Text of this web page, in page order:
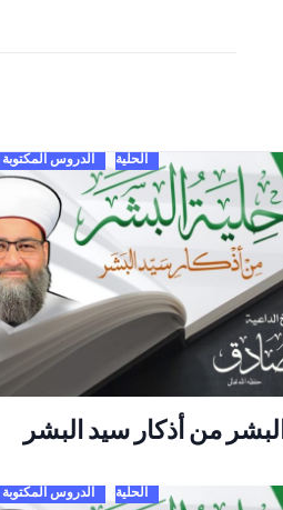
الحلية الدروس المكتوبة
الحلية الدروس المكتوبة